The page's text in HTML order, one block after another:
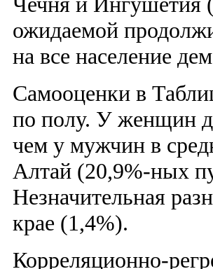
ожидаемой
на все население
Самооценки в
по полу. У женщин
чем у мужчин в
Алтай (20,9%-ных
Незначительная
крае (1,4%).
Корреляционно-